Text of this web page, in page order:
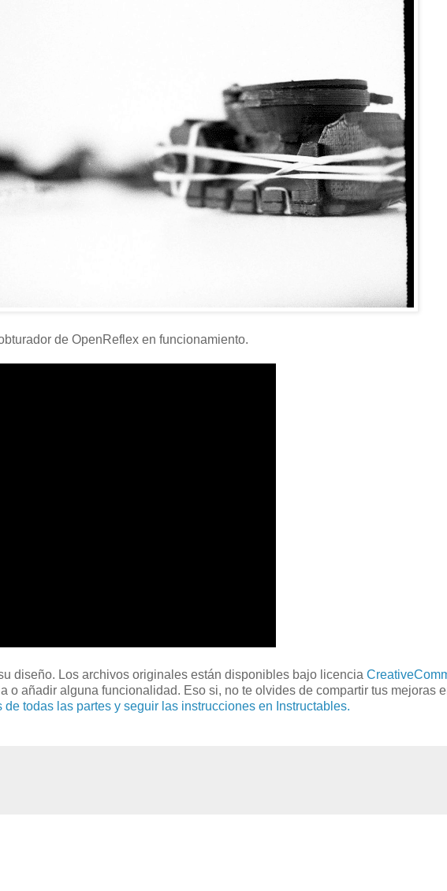
de OpenReflex en funcionamiento.
diseño. Los archivos originales están disponibles bajo licencia
o añadir alguna funcionalidad. Eso si, no te olvides de compartir tus mejoras
todas las partes y seguir las instrucciones en Instructables.